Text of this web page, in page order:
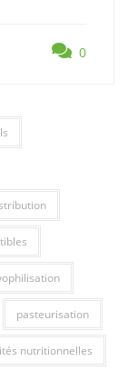
0
pasteurisation
nutritionnelles